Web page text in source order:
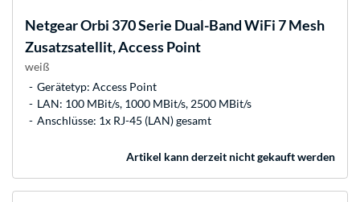
NetgearOrbi 370 Serie Dual-Band WiFi 7 Mesh
Zusatzsatellit, Access Point
weiß
Gerätetyp: Access Point
LAN: 100 MBit/s, 1000 MBit/s, 2500 MBit/s
Anschlüsse: 1x RJ-45 (LAN) gesamt
Artikel kann derzeit nicht gekauft werden